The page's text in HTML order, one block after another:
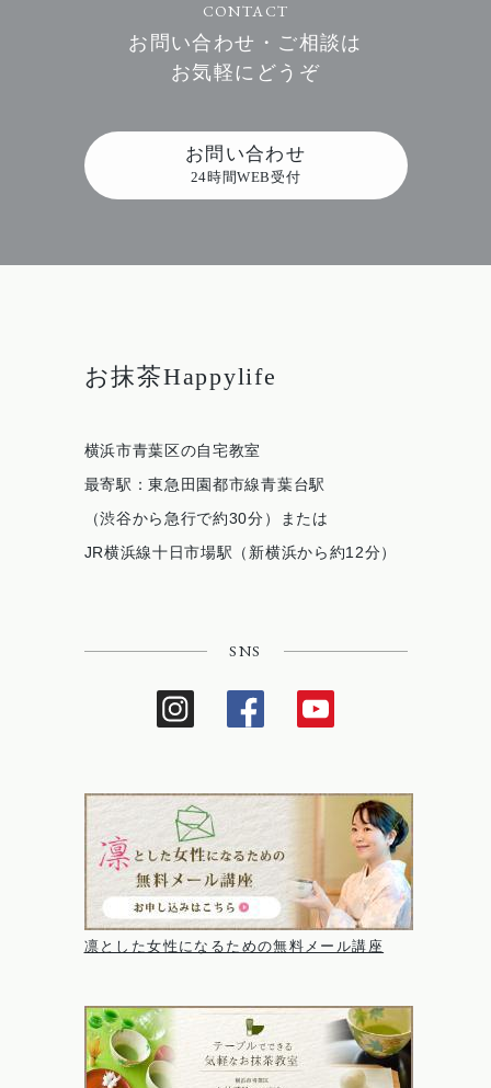
CONTACT
お問い合わせ・ご相談は
お気軽にどうぞ
お問い合わせ
24時間WEB受付
お抹茶Happylife
横浜市青葉区の自宅教室
最寄駅：東急田園都市線青葉台駅
（渋谷から急行で約30分）または
JR横浜線十日市場駅（新横浜から約12分）
SNS
凛とした女性になるための無料メール講座